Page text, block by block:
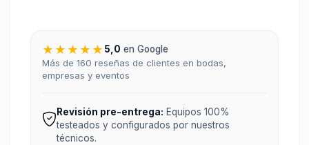
★★★★★ 5,0 en Google
Más de 160 reseñas de clientes en bodas,
empresas y eventos
Revisión pre-entrega: Equipos 100%
testeados y configurados por nuestros
técnicos.